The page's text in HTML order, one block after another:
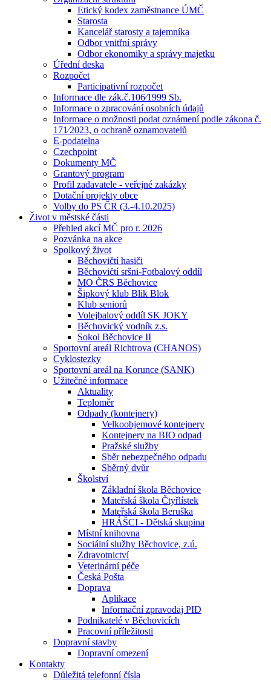
Etický kodex zaměstnance ÚMČ
Starosta
Kancelář starosty a tajemníka
Odbor vnitřní správy
Odbor ekonomiky a správy majetku
Úřední deska
Rozpočet
Participativní rozpočet
Informace dle zák.č.106⁄1999 Sb.
Informace o zpracování osobních údajů
Informace o možnosti podat oznámení podle zákona č.
171⁄2023, o ochraně oznamovatelů
E-podatelna
Czechpoint
Dokumenty MČ
Grantový program
Profil zadavatele - veřejné zakázky
Dotační projekty obce
Volby do PS ČR (3.-4.10.2025)
Život v městské části
Přehled akcí MČ pro r. 2026
Pozvánka na akce
Spolkový život
Běchovičtí hasiči
Běchovičtí sršni-Fotbalový oddíl
MO ČRS Běchovice
Šipkový klub Blik Blok
Klub seniorů
Volejbalový oddíl SK JOKY
Běchovický vodník z.s.
Sokol Běchovice II
Sportovní areál Richtrova (CHANOS)
Cyklostezky
Sportovní areál na Korunce (SANK)
Užitečné informace
Aktuality
Teploměr
Odpady (kontejnery)
Velkoobjemové kontejnery
Kontejnery na BIO odpad
Pražské služby
Sběr nebezpečného odpadu
Sběrný dvůr
Školství
Základní škola Běchovice
Mateřská škola Čtyřlístek
Mateřská škola Beruška
HRÁŠCI - Dětská skupina
Místní knihovna
Sociální služby Běchovice, z.ú.
Zdravotnictví
Veterinární péče
Česká Pošta
Doprava
Aplikace
Informační zpravodaj PID
Podnikatelé v Běchovicích
Pracovní příležitosti
Dopravní stavby
Dopravní omezení
Kontakty
Důležitá telefonní čísla